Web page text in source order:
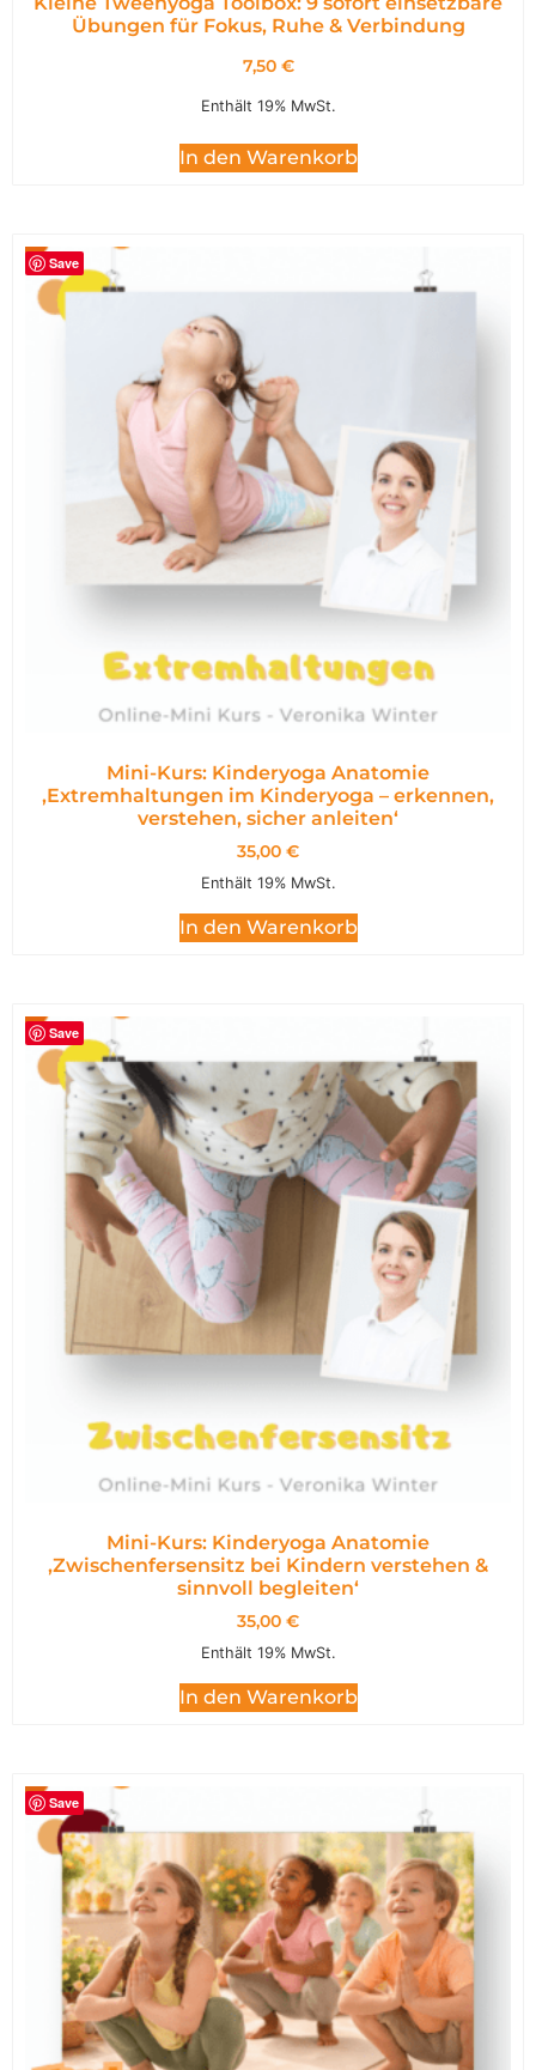
Übungen für Fokus, Ruhe & Verbindung
7,50 €
Enthält 19% MwSt.
In den Warenkorb
Save
Mini-Kurs: Kinderyoga Anatomie
,Extremhaltungen im Kinderyoga – erkennen,
verstehen, sicher anleiten‘
35,00 €
Enthält 19% MwSt.
In den Warenkorb
Save
Mini-Kurs: Kinderyoga Anatomie
,Zwischenfersensitz bei Kindern verstehen &
sinnvoll begleiten‘
35,00 €
Enthält 19% MwSt.
In den Warenkorb
Save